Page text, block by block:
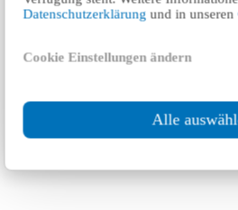
Datenschutzerklärung und in unseren
Cookie Einstellungen ändern
Alle